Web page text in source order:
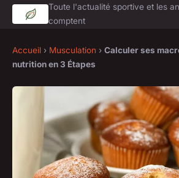
Toute l'actualité sportive et les
comptent
Accueil › Musculation › Calculer ses
nutrition en 3 Étapes